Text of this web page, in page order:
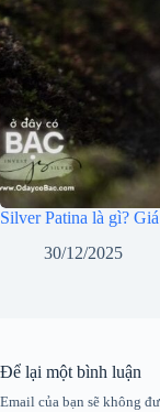
Silver Patina là gì?
30/12/2025
Để lại một bình luận
Email của bạn sẽ không